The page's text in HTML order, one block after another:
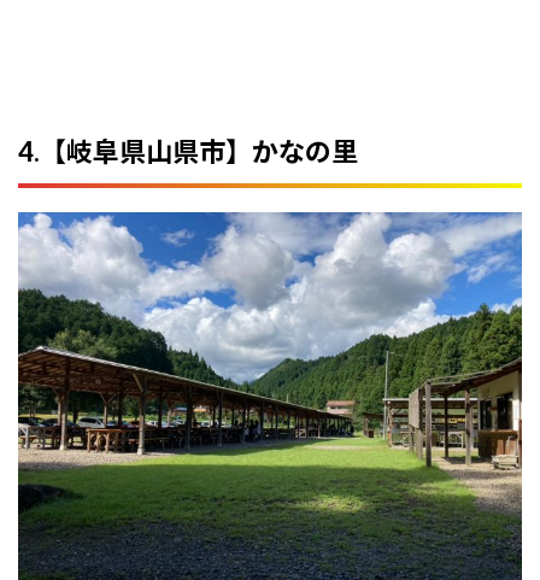
4.【岐阜県山県市】かなの里